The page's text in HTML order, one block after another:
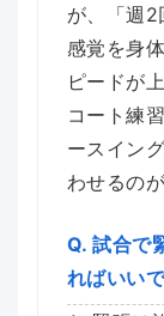
が、「週2
感覚を身
ピードが
コート練
ースイン
わせるの
Q. 試合で
ればいい